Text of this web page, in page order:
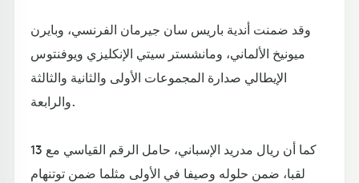
وقد ضمنت أندية باريس سان جيرمان الفرنسي، وبايرن
ميونيخ الألماني، ومانشستر سيتي الإنكليزي ويوفنتوس
الإيطالي صدارة المجموعات الأولى والثانية والثالثة
والرابعة.
كما أن ريال مدريد الإسباني، حامل الرقم القياسي مع 13
لقبا، ضمن حلوله وصيفا في الأولى مثلما ضمن توتنهام